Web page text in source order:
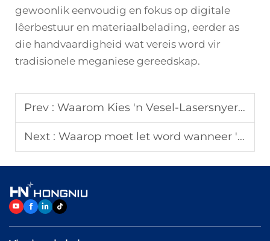
gewoonlik eenvoudig en fokus op digitale
lêerbestuur en materiaalbelading, eerder as
die handvaardigheid wat vereis word vir
tradisionele meganiese gereedskap.
Prev : Waarom Kies 'n Vesel-Lasersnyer vir Metaalsny?
Next : Waarop moet let word wanneer 'n laser sny masjien gekoop word?